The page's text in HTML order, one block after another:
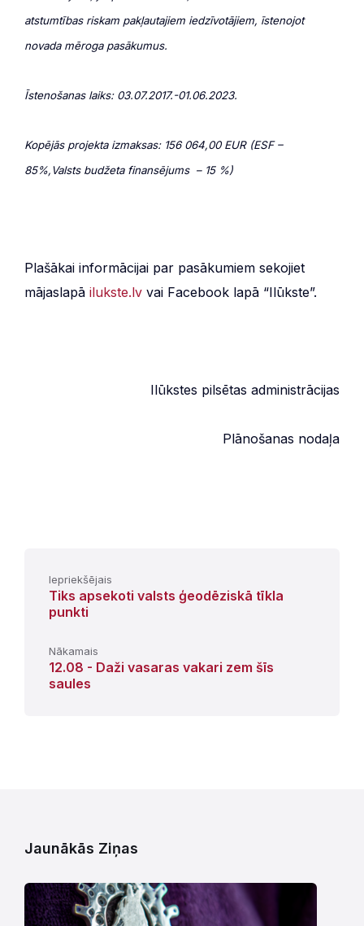
atstumtības riskam pakļautajiem iedzīvotājiem, īstenojot
novada mēroga pasākumus.
Īstenošanas laiks: 03.07.2017.-01.06.2023.
Kopējās projekta izmaksas: 156 064,00 EUR (ESF –
85%,Valsts budžeta finansējums – 15 %)
Plašākai informācijai par pasākumiem sekojiet
mājaslapā ilukste.lv vai Facebook lapā “Ilūkste”.
Ilūkstes pilsētas administrācijas
Plānošanas nodaļa
Iepriekšējais
Tiks apsekoti valsts ģeodēziskā tīkla
punkti
Nākamais
12.08 - Daži vasaras vakari zem šīs
saules
Jaunākās Ziņas